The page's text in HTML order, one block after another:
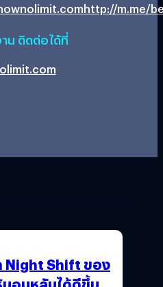
http://m.me/
น ติดต่อได้ที่
Night Shift ของ